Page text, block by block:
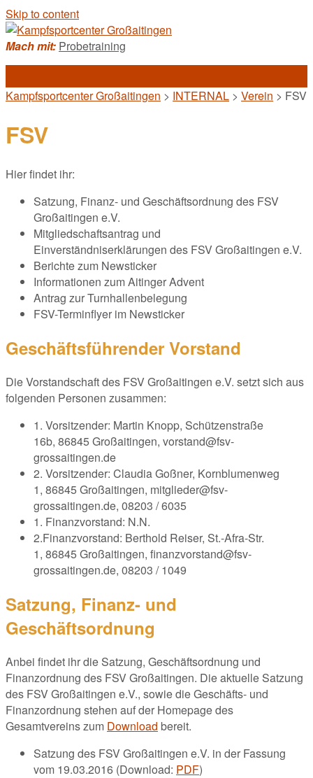
Skip to content
Mach mit: Probetraining
Kampfsportcenter Großaitingen > INTERNAL > Verein > FSV
FSV
Hier findet ihr:
Satzung, Finanz- und Geschäftsordnung des FSV
Großaitingen e.V.
Mitgliedschaftsantrag und
Einverständniserklärungen des FSV Großaitingen e.V.
Berichte zum Newsticker
Informationen zum Aitinger Advent
Antrag zur Turnhallenbelegung
FSV-Terminflyer im Newsticker
Geschäftsführender Vorstand
Die Vorstandschaft des FSV Großaitingen e.V. setzt sich aus
folgenden Personen zusammen:
1. Vorsitzender: Martin Knopp, Schützenstraße
16b, 86845 Großaitingen, vorstand@fsv-
grossaitingen.de
2. Vorsitzender: Claudia Goßner, Kornblumenweg
1, 86845 Großaitingen, mitglieder@fsv-
grossaitingen.de, 08203 / 6035
1. Finanzvorstand: N.N.
2.Finanzvorstand: Berthold Reiser, St.-Afra-Str.
1, 86845 Großaitingen, finanzvorstand@fsv-
grossaitingen.de, 08203 / 1049
Satzung, Finanz- und
Geschäftsordnung
Anbei findet ihr die Satzung, Geschäftsordnung und
Finanzordnung des FSV Großaitingen. Die aktuelle Satzung
des FSV Großaitingen e.V., sowie die Geschäfts- und
Finanzordnung stehen auf der Homepage des
Gesamtvereins zum Download bereit.
Satzung des FSV Großaitingen e.V. in der Fassung
vom 19.03.2016 (Download: PDF)